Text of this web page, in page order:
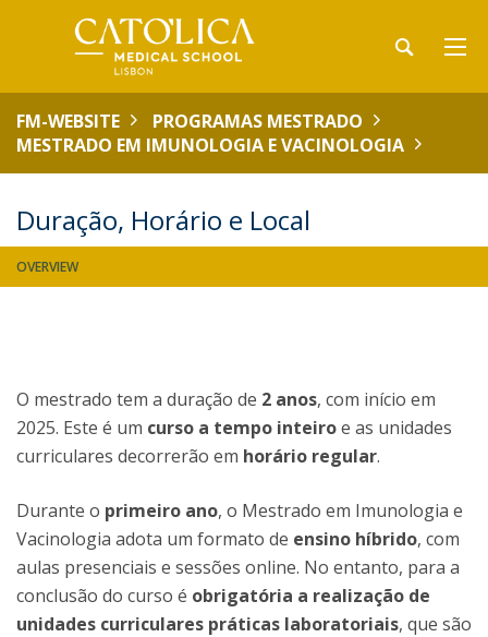
FM-WEBSITE
PROGRAMAS MESTRADO
MESTRADO EM IMUNOLOGIA E VACINOLOGIA
Duração, Horário e Local
OVERVIEW
O mestrado tem a duração de 2 anos, com início em
2025. Este é um curso a tempo inteiroe as unidades
curriculares decorrerão em horário regular.
Durante o primeiro ano, o Mestrado em Imunologia e
Vacinologia adota um formato de ensino híbrido, com
aulas presenciais e sessões online. No entanto, para a
conclusão do curso é obrigatória a realização de
unidades curriculares práticas laboratoriais, que são